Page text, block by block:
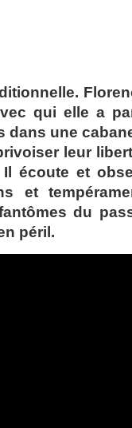
qui elle a
une
leur
écoute et
et
du
péril.